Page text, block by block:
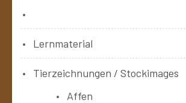
Lernmaterial
Tierzeichnungen / Stockimages
Affen